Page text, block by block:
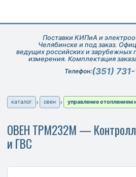
Поставки КИПиА и
Челябинске и под заказ.
ведущих российских и зарубежных
измерения. Комплектация
техническая поддержка
Телефон:(351)
каталог овен управление отоплением
ОВЕН ТРМ232М —
и ГВС